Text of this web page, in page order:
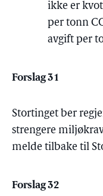
ikke er
per tonn
avgift per
Forslag 31
Stortinget ber
strengere
melde tilbake til
Forslag 32